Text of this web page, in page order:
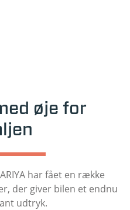
øje for
har fået en række
der giver bilen et endnu
udtryk.